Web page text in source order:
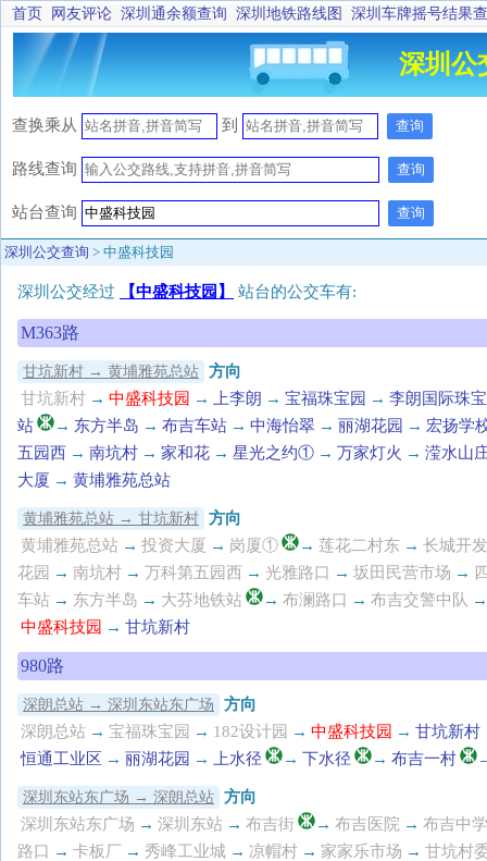
首页 网友评论 深圳通余额查询 深圳地铁路线图 深圳车牌摇号结果
深圳公
查换乘从 到 查询
路线查询 查询
站台查询 查询
深圳公交查询 > 中盛科技园
深圳公交经过 【中盛科技园】 站台的公交车有:
M363路
甘坑新村 → 黄埔雅苑总站 方向
甘坑新村 → 中盛科技园 → 上李朗 → 宝福珠宝园 → 李朗国际珠
站
→ 东方半岛 → 布吉车站 → 中海怡翠 → 丽湖花园 → 宏扬学
五园西 → 南坑村 → 家和花 → 星光之约① → 万家灯火 → 滢水山
大厦 → 黄埔雅苑总站
黄埔雅苑总站 → 甘坑新村 方向
黄埔雅苑总站 → 投资大厦 → 岗厦① → 莲花二村东 → 长城开发
花园 → 南坑村 → 万科第五园西 → 光雅路口 → 坂田民营市场 →
车站 → 东方半岛 → 大芬地铁站 → 布澜路口 → 布吉交警中队 →
中盛科技园 → 甘坑新村
980路
深朗总站 → 深圳东站东广场
方向
深朗总站 → 宝福珠宝园 → 182设计园 → 中盛科技园 → 甘坑新村
恒通工业区 → 丽湖花园 → 上水径 → 下水径 → 布吉一村
深圳东站东广场 → 深朗总站 方向
深圳东站东广场 → 深圳东站 → 布吉街 → 布吉医院 → 布吉中学
路口 → 卡板厂 → 秀峰工业城 → 凉帽村 → 家家乐市场 → 甘坑村